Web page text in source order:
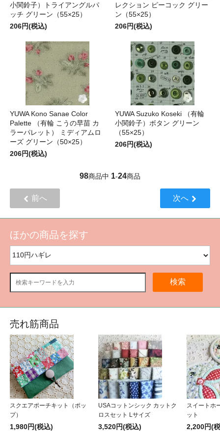
小関鈴子）トライアングルパ
ッチ グリーン（55×25）
206円(税込)
レクション ピーコック グリー
ン（55×25）
206円(税込)
YUWA Kono Sanae Color
Palette （有輪 こうの早苗 カ
ラーパレット） ミディアムロ
ーズ グリーン（50×25）
206円(税込)
YUWA Suzuko Koseki （有輪
小関鈴子）ボタン グリーン
（55×25）
206円(税込)
98商品中 1-24商品
前へ 次へ
ほかの商品を探す
検索
売れ筋商品
スクエアポーチキット（ポッ
プ）
1,980円(税込)
USAコットンシック カットク
ロスセット Lサイズ
3,520円(税込)
スイートホ
ット
2,200円(